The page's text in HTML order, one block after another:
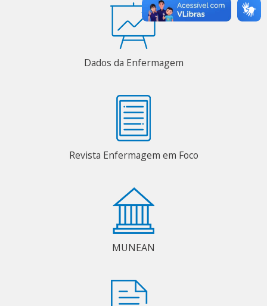
Dados da Enfermagem
Revista Enfermagem em Foco
MUNEAN